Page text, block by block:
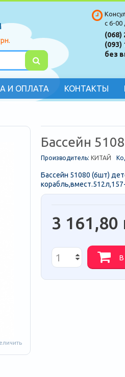
с 6-00
(068)
(093)
без
И ОПЛАТА КОНТАКТЫ
Бассейн
Производитель: КИТАЙ
Бассейн 51080 (6шт)
3 161,80